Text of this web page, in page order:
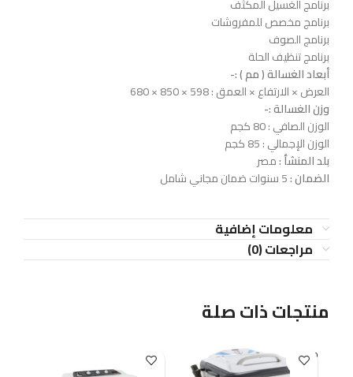
برنامج الغسیل المكثف
برنامج مخصص للمفروشات
برنامج الصوف
برنامج تنظيف الحلة
أبعاد الغسالة ( مم ) :-
العرض × الارتفاع × العمق : 598 × 850 × 680
وزن الغسالة :-
الوزن الصافي : 80 كجم
الوزن الإجمالي : 85 كجم
بلد المنشأ :مصر
الضمان :
معلومات إضافية
مراجعات (0)
منتجات ذات صلة
SOLD O
UT